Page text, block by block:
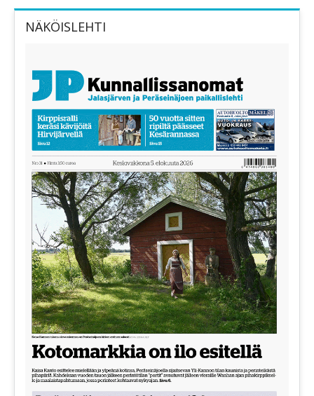
NÄKÖISLEHTI